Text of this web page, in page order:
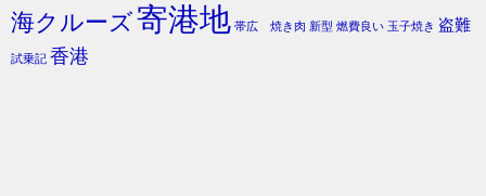
海クルーズ寄港地 帯広 焼き肉 新型 燃費良い 玉子焼き 盗難
試乗記 香港